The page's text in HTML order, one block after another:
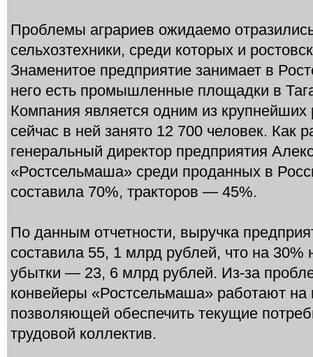
Проблемы аграриев ожидаемо
сельхозтехники, среди которых и
Знаменитое предприятие занимает в
него есть промышленные площадки в
Компания является одним из
сейчас в ней занято 12 700 человек. Как
генеральный директор предприятия
«Ростсельмаша» среди проданных в
составила 70%, тракторов — 45%.
По данным отчетности, выручка
составила 55, 1 млрд рублей, что на 30%
убытки — 23, 6 млрд рублей. Из-за
конвейеры «Ростсельмаша» работают на
позволяющей обеспечить текущие
трудовой коллектив.